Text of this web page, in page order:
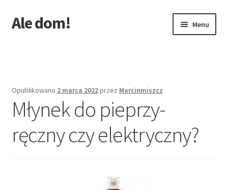
Przejdź
do
Przejdź
do
Ale dom! Menu
Opublikowano 2 marca 2022przez Marcinmiszcz
Młynek do pieprzy-
ręczny czy elektryczny?